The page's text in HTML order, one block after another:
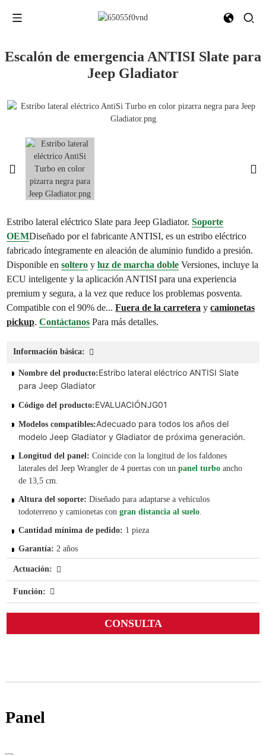
Escalón de emergencia ANTISI Slate para
Jeep Gladiator
Estribo lateral eléctrico Slate para Jeep Gladiator.Soporte
OEMDiseñado por el fabricante ANTISI, es un estribo eléctrico
fabricado íntegramente en aleación de aluminio fundido a presión.
Disponible ensoltero yluz de marcha doble Versiones, incluye la
ECU inteligente y la aplicación ANTISI para una experiencia
premium y segura, a la vez que reduce los problemas posventa.
Compatible con el 90% de...Fuera de la carretera ycamionetas
pickup.Contáctanos Para más detalles.
Información básica:
Nombre del producto:Estribo lateral eléctrico ANTISI Slate
para Jeep Gladiator
Código del producto:EVALUACIÓNJG01
Modelos compatibles:Adecuado para todos los años del
modelo Jeep Gladiator y Gladiator de próxima generación.
Longitud del panel:Coincide con la longitud de los faldones
laterales del Jeep Wrangler de 4 puertas con unpanel turbo ancho
de 13,5 cm.
Altura del soporte: Diseñado para adaptarse a vehículos
todoterreno y camionetas congran distancia al suelo
Cantidad mínima de pedido: 1 pieza
Garantía: 2 años
Actuación:
Función:
CONSULTA
Panel